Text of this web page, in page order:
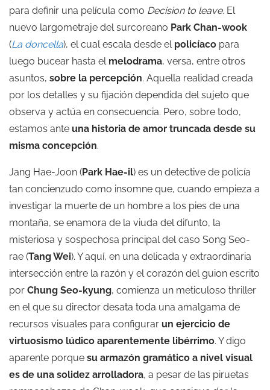
para definir una película como Decision to leave. El
nuevo largometraje del surcoreano Park Chan-wook
(La doncella), el cual escala desde el policíaco para
luego bucear hasta el melodrama, versa, entre otros
asuntos, sobre la percepción. Aquella realidad creada
por los detalles y su fijación dependida del sujeto que
observa y actúa en consecuencia. Pero, sobre todo,
estamos ante una historia de amor truncada desde su
misma concepción.
Jang Hae-Joon (Park Hae-il) es un detective de policía
tan concienzudo como insomne que, cuando empieza a
investigar la muerte de un hombre a los pies de una
montaña, se enamora de la viuda del difunto, la
misteriosa y sospechosa principal del caso Song Seo-
rae (Tang Wei). Y aquí, en una delicada y extraordinaria
intersección entre la razón y el corazón del guion escrito
por Chung Seo-kyung, comienza un meticuloso thriller
en el que su director desata toda una amalgama de
recursos visuales para configurar un ejercicio de
virtuosismo lúdico aparentemente libérrimo. Y digo
aparente porque su armazón gramático a nivel visual
es de una solidez arrolladora, a pesar de las piruetas